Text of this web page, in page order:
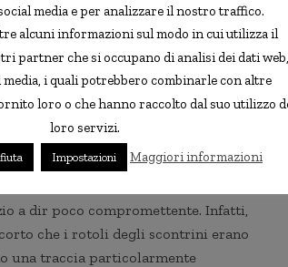
a dir poco compromettente. Infatti,
che i rotoli degli scontrini erano
una traccia particolarmente
media e per analizzare il nostro traffico.
alcuni informazioni sul modo in cui utilizza il
partner che si occupano di analisi dei dati web,
i quali potrebbero combinarle con altre
loro o che hanno raccolto dal suo utilizzo
loro servizi.
Impostazioni Maggiori informazioni